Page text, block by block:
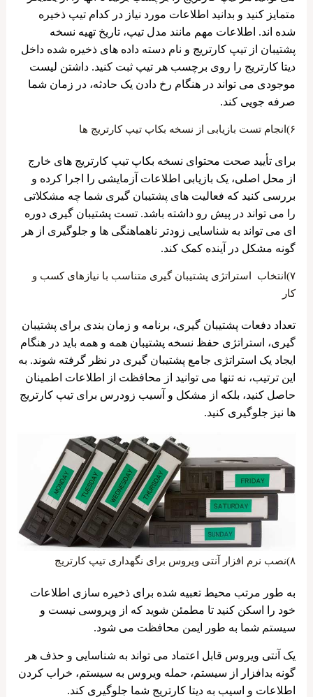
متمایز کنید و بدانید اطلاعات مورد نیاز در کدام تیپ ذخیره
شده اند. اطلاعات مهم مانند مدل تیپ، تاریخ تهیه نسخه
پشتیبان از تیپ کارتریج و نام دسته داده های ذخیره شده داخل
دیتا کارتریج را روی برچسب هر تیپ ثبت کنید. داشتن لیست
موجودی می تواند در هنگام رخ دادن یک حادثه، در زمان شما
صرفه جویی کند.
۶)انجام تست بازیابی از نسخه بکاپ تیپ کارتریج ها
برای تأیید صحت محتوای نسخه بکاپ تیپ کارتریج های خارج
از محل اصلی، یک بازیابی اطلاعات آزمایشی را اجرا کرده و
بررسی کنید که فعالیت ‌های پشتیبان ‌گیری شما چه مشکلاتی
را می تواند در پیش رو داشته باشد. تست پشتیبان ‌گیری دوره
‌ای می ‌تواند به شناسایی زودتر ناهماهنگی ‌ها و جلوگیری از هر
گونه مشکل در آینده کمک کند.
۷)انتخاب استراتژی پشتیبان گیری متناسب با نیازهای کسب و
کار
تعداد دفعات پشتیبان ‌گیری، برنامه و زمان ‌بندی برای پشتیبان‌
گیری، استراتژی حفظ نسخه پشتیبان همه و همه باید در هنگام
ایجاد یک استراتژی جامع پشتیبان ‌گیری در نظر گرفته شوند. به
این ترتیب، نه تنها می توانید از محافظت از اطلاعات اطمینان
حاصل کنید، بلکه از مشکل و آسیب زودرس برای تیپ کارتریج
ها نیز جلوگیری کنید.
۸)نصب نرم افزار آنتی ویروس برای نگهداری تیپ کارتریج
به طور مرتب محیط تعبیه شده برای ذخیره سازی اطلاعات
خود را اسکن کنید تا مطمئن شوید که از ویروسی نیست و
سیستم شما به طور ایمن محافظت می شود.
یک آنتی ویروس قابل اعتماد می تواند به شناسایی و حذف هر
گونه بدافزار از سیستم، حمله ویروس به سیستم، خراب کردن
اطلاعات و اسیب به دیتا کارتریج شما جلوگیری کند.